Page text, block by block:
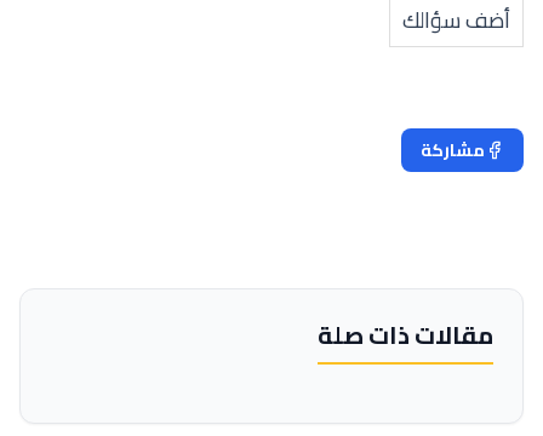
أضف سؤالك
مشاركة
مقالات ذات صلة